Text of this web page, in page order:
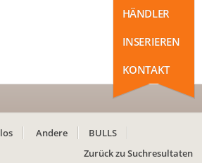
HÄNDLER
INSERIEREN
KONTAKT
Andere
BULLS
Zurück zu Suchresultaten